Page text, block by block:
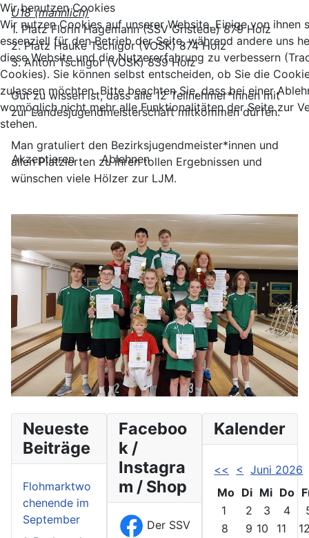
U18 (männlich)
1. Platz Florin Hagemann (SSV Gristede) 879 Holz
2. Platz Hauke Tschigor (VOSK) 874 Holz
3. Anton Tschigor (VOSK) 839 Holz
Gut zu wissen ist, dass alle 12 Teilnehmer*innen mit
zur Landesjugendmeisterschaft mitkommen dürfen.
Man gratuliert den Bezirksjugendmeister*innen und
allen Platzierten zu ihren tollen Ergebnissen und
wünschen viele Hölzer zur LJM.
Neueste
Beiträge
Flohmarktwo
chenende im
September
Faceboo
k /
Instagra
m / Shop
Der SSV
Kalender
<< <
Juni 2026
Mo Di Mi Do
1
2 3 4
8
9 10 11
Wir benutzen Cookies
Wir nutzen Cookies auf unserer Website. Einige von ihnen
essenziell für den Betrieb der Seite, während andere uns
diese Website und die Nutzererfahrung zu verbessern
Cookies). Sie können selbst entscheiden, ob Sie die
zulassen möchten. Bitte beachten Sie, dass bei einer
womöglich nicht mehr alle Funktionalitäten der Seite zur
stehen.
Akzeptieren Ablehnen